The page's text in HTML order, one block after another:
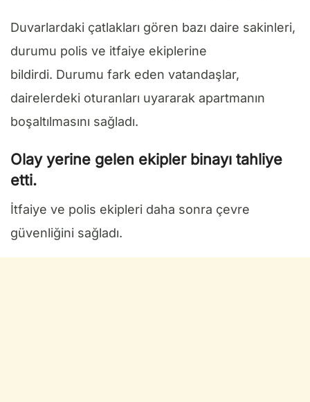
Duvarlardaki çatlakları gören bazı daire sakinleri,
durumu polis ve itfaiye ekiplerine
bildirdi. Durumu fark eden vatandaşlar,
dairelerdeki oturanları uyararak apartmanın
boşaltılmasını sağladı.
Olay yerine gelen ekipler binayı tahliye
etti.
İtfaiye ve polis ekipleri daha sonra çevre
güvenliğini sağladı.